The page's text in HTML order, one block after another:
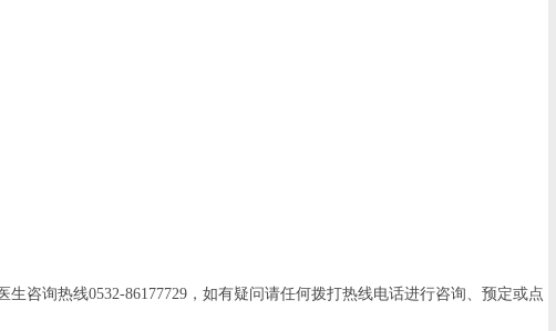
询热线0532-86177729，如有疑问请任何拨打热线电话进行咨询、预定或点